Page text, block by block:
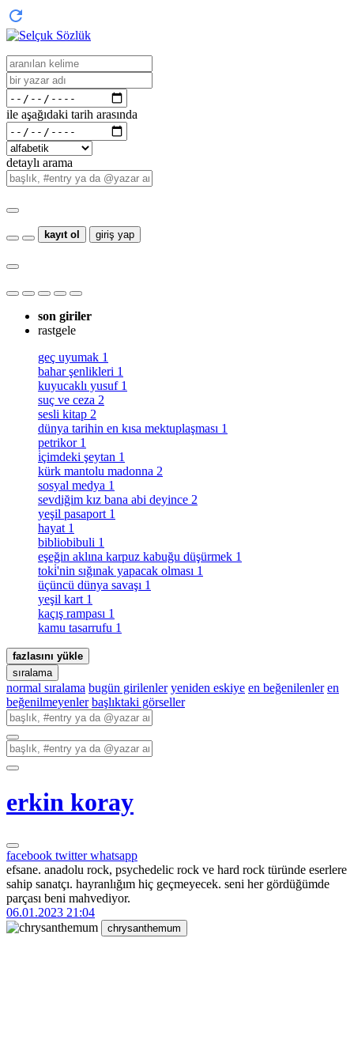
ile aşağıdaki tarih arasında
detaylı arama
kayıt ol giriş yap
son giriler
rastgele
geç uyumak 1
bahar şenlikleri 1
kuyucaklı yusuf 1
suç ve ceza 2
sesli kitap 2
dünya tarihin en kısa mektuplaşması 1
petrikor 1
i̇çimdeki şeytan 1
kürk mantolu madonna 2
sosyal medya 1
sevdiğim kız bana abi deyince 2
yeşil pasaport 1
hayat 1
bibliobibuli 1
eşeğin aklına karpuz kabuğu düşürmek 1
toki̇'nin sığınak yapacak olması 1
üçüncü dünya savaşı 1
yeşil kart 1
kaçış rampası 1
kamu tasarrufu 1
fazlasını yükle
sıralama
normal sıralama bugün girilenler yeniden eskiye en beğenilenler en
beğenilmeyenler başlıktaki görseller
erkin koray
facebook twitterwhatsapp
efsane. anadolu rock, psychedelic rock ve hard rock türünde eserlere
sahip sanatçı. hayranlığım hiç geçmeyecek. seni her gördüğümde
parçası beni mahvediyor.
06.01.2023 21:04
chrysanthemum